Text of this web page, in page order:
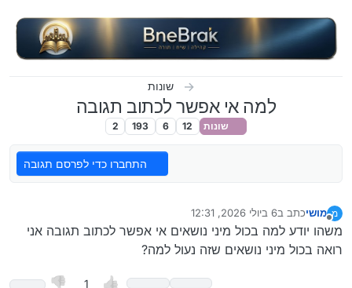
שונות
למה אי אפשר לכתוב תגובה
שונות 12
6
193
2
התחברו כדי לפרסם תגובה
מ מושיכתב ב6 ביולי 2026, 12:31
נערך לאחרונה על ידי
משהו יודע למה בכול מיני נושאים אי אפשר לכתוב תגובה אני
רואה בכול מיני נושאים שזה נעול למה?
1